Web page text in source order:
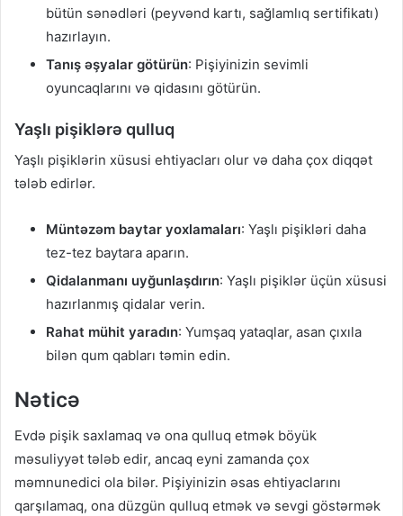
bütün sənədləri (peyvənd kartı, sağlamlıq sertifikatı)
hazırlayın.
Tanış əşyalar götürün: Pişiyinizin sevimli
oyuncaqlarını və qidasını götürün.
Yaşlı pişiklərə qulluq
Yaşlı pişiklərin xüsusi ehtiyacları olur və daha çox diqqət
tələb edirlər.
Müntəzəm baytar yoxlamaları: Yaşlı pişikləri daha
tez-tez baytara aparın.
Qidalanmanı uyğunlaşdırın: Yaşlı pişiklər üçün xüsusi
hazırlanmış qidalar verin.
Rahat mühit yaradın: Yumşaq yataqlar, asan çıxıla
bilən qum qabları təmin edin.
Nəticə
Evdə pişik saxlamaq və ona qulluq etmək böyük
məsuliyyət tələb edir, ancaq eyni zamanda çox
məmnunedici ola bilər. Pişiyinizin əsas ehtiyaclarını
qarşılamaq, ona düzgün qulluq etmək və sevgi göstərmək